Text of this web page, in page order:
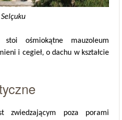
ośmiokątne mauzoleum
i cegieł, o dachu w kształcie
zwiedzającym poza porami